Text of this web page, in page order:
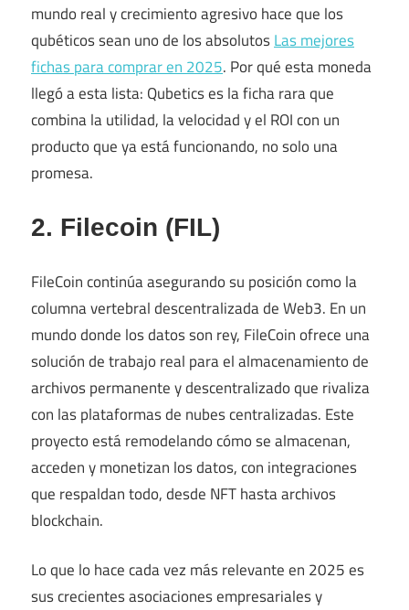
mundo real y crecimiento agresivo hace que los
qubéticos sean uno de los absolutosLas mejores
fichas para comprar en 2025. Por qué esta moneda
llegó a esta lista: Qubetics es la ficha rara que
combina la utilidad, la velocidad y el ROI con un
producto que ya está funcionando, no solo una
promesa.
2. Filecoin (FIL)
FileCoin continúa asegurando su posición como la
columna vertebral descentralizada de Web3. En un
mundo donde los datos son rey, FileCoin ofrece una
solución de trabajo real para el almacenamiento de
archivos permanente y descentralizado que rivaliza
con las plataformas de nubes centralizadas. Este
proyecto está remodelando cómo se almacenan,
acceden y monetizan los datos, con integraciones
que respaldan todo, desde NFT hasta archivos
blockchain.
Lo que lo hace cada vez más relevante en 2025 es
sus crecientes asociaciones empresariales y